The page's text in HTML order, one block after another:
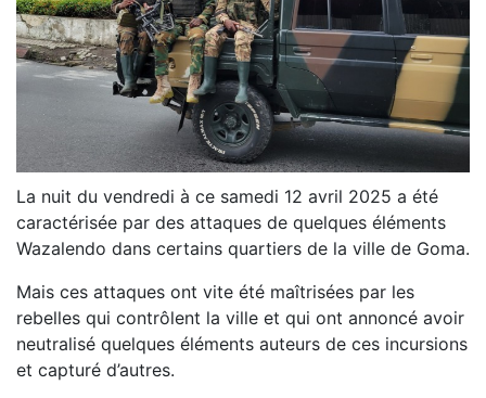
La nuit du vendredi à ce samedi 12 avril 2025 a été
caractérisée par des attaques de quelques éléments
Wazalendo dans certains quartiers de la ville de Goma.
Mais ces attaques ont vite été maîtrisées par les
rebelles qui contrôlent la ville et qui ont annoncé avoir
neutralisé quelques éléments auteurs de ces incursions
et capturé d’autres.